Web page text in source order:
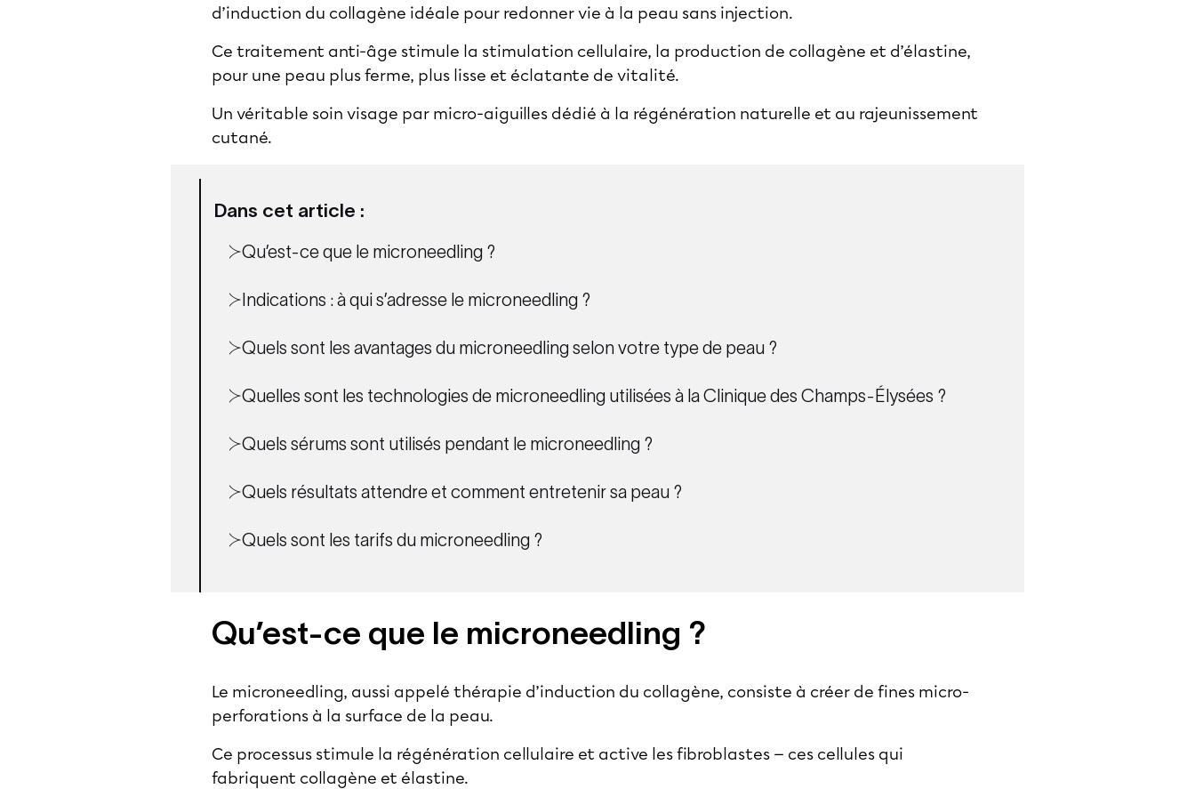
Dans cet article :
Qu’est-ce que le microneedling ?
Indications : à qui s’adresse le microneedling ?
Quels sont les avantages du microneedling selon votre type de peau ?
Quelles sont les technologies de microneedling utilisées à la Clinique des Champs-Élysées ?
Quels sérums sont utilisés pendant le microneedling ?
Quels résultats attendre et comment entretenir sa peau ?
Quels sont les tarifs du microneedling ?
d’induction du collagène idéale pour redonner vie à la peau sans injection.
Ce traitement anti-âge stimule la stimulation cellulaire, la production de collagène et d’élastine,
pour une peau plus ferme, plus lisse et éclatante de vitalité.
Un véritable soin visage par micro-aiguilles dédié à la régénération naturelle et au rajeunissement
cutané.
Qu’est-ce que le microneedling ?
Le microneedling, aussi appelé thérapie d’induction du collagène, consiste à créer de fines micro-
perforations à la surface de la peau.
Ce processus stimule la régénération cellulaire et active les fibroblastes — ces cellules qui
fabriquent collagène et élastine.